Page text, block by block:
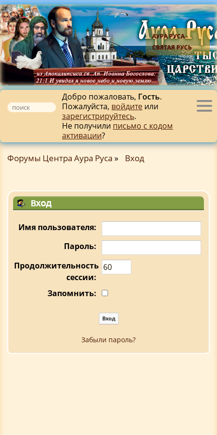
АУРА РУСА -
СВЯТАЯ РУСЬ
Добро пожаловать, Гость.
Пожалуйста, войдите или
зарегистрируйтесь.
Не получили письмо с кодом
активации?
Форумы Центра Аура Руса » Вход
Вход
Имя пользователя:
Пароль:
Продолжительность
сессии:
Запомнить:
Забыли пароль?